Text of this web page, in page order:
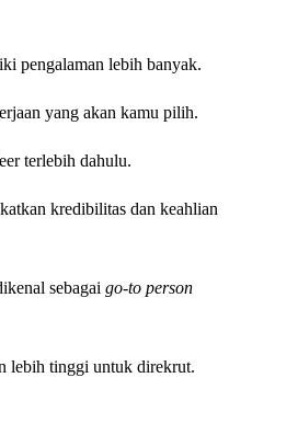
pengalaman lebih banyak.
yang akan kamu pilih.
terlebih dahulu.
kredibilitas dan keahlian
sebagai go-to person
lebih tinggi untuk direkrut.